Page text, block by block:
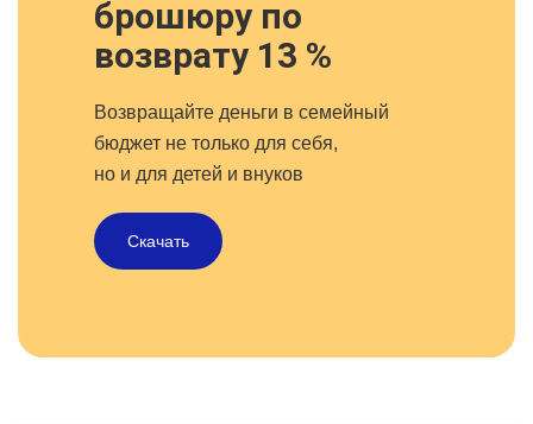
брошюру по
возврату 13 %
Возвращайте деньги в семейный
бюджет не только для себя,
но и для детей и внуков
Скачать